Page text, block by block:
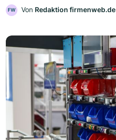
FW Von Redaktion firmenweb.de